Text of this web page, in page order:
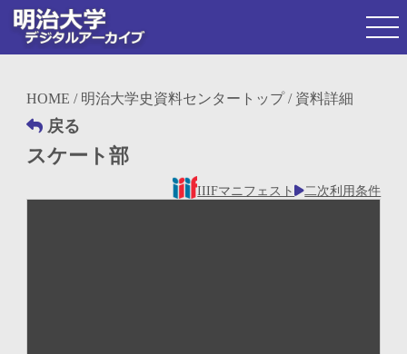
HOME / 明治大学史資料センタートップ/ 資料詳細
戻る
スケート部
IIIFマニフェスト 二次利用条件